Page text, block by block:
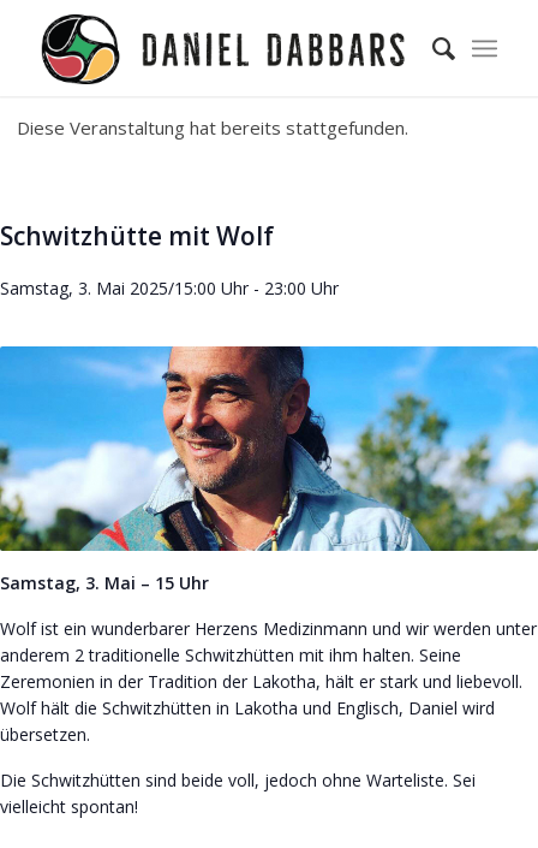
Diese Veranstaltung hat bereits stattgefunden.
Schwitzhütte mit Wolf
Samstag, 3. Mai 2025/15:00 Uhr - 23:00 Uhr
Samstag, 3. Mai – 15 Uhr
Wolf ist ein wunderbarer Herzens Medizinmann und wir werden unter
anderem 2 traditionelle Schwitzhütten mit ihm halten. Seine
Zeremonien in der Tradition der Lakotha, hält er stark und liebevoll.
Wolf hält die Schwitzhütten in Lakotha und Englisch, Daniel wird
übersetzen.
Die Schwitzhütten sind beide voll, jedoch ohne Warteliste. Sei
vielleicht spontan!